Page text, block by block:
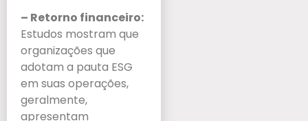
– Retorno financeiro:
Estudos mostram que
organizações que
adotam a pauta ESG
em suas operações,
geralmente,
apresentam